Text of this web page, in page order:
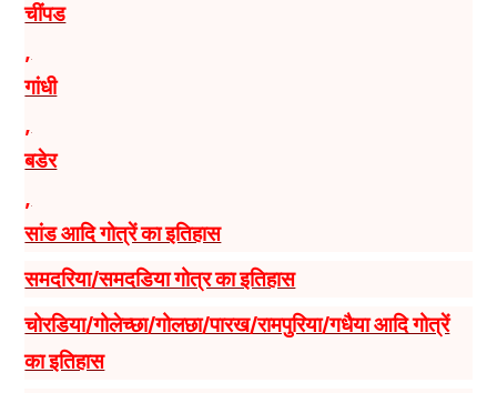
चींपड
,
गांधी
,
बडेर
,
सांड आदि गोत्रें का इतिहास
समदरिया/समदडिया गोत्र का इतिहास
चोरडिया/गोलेच्छा/गोलछा/पारख/रामपुरिया/गधैया आदि गोत्रें
का इतिहास